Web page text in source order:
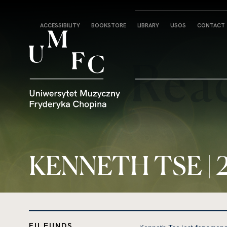
Strona
główna
ACCESSIBILITY BOOKSTORE LIBRARY USOS CONTACT
KENNETH TSE |